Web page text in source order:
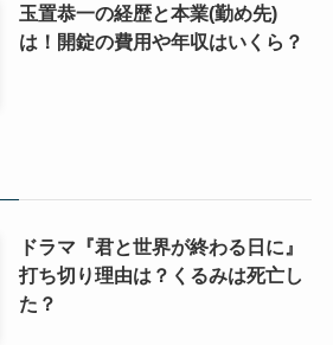
玉置恭一の経歴と本業(勤め先)
は！開錠の費用や年収はいくら？
ドラマ『君と世界が終わる日に』
打ち切り理由は？くるみは死亡し
た？